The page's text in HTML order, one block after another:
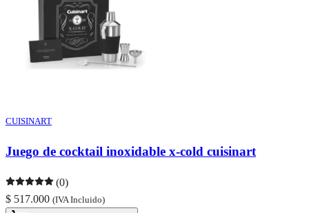
CUISINART
Juego de cocktail inoxidable x-cold cuisinart
(0)
$ 517.000 (IVA Incluido)